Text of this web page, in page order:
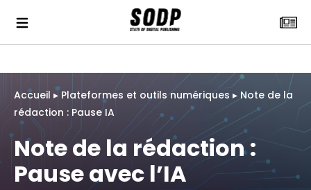
Accueil ▸ Plateformes et outils numériques ▸Note de la
rédaction : Pause IA
Note de la rédaction :
Pause avec l’IA